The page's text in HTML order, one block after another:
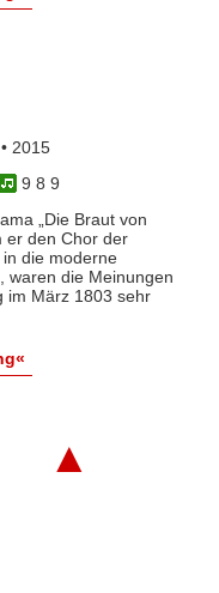
2015
9 8 9
„Die Braut von
er den Chor der
die moderne
waren die Meinungen
im März 1803 sehr
▲